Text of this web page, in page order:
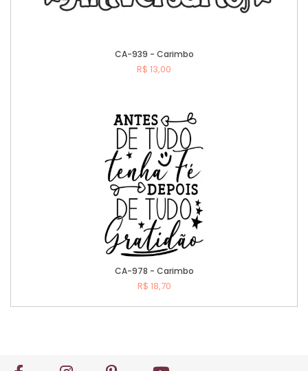
CA-939 - Carimbo
R$ 13,00
CA-978 - Carimbo
R$ 18,70